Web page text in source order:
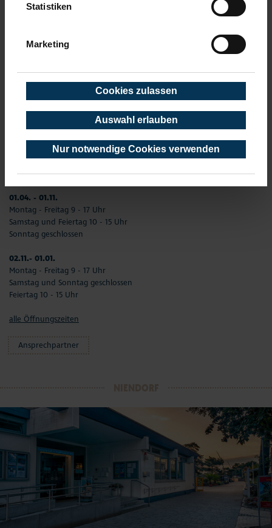
Statistiken
Marketing
Cookies zulassen
Auswahl erlauben
Nur notwendige Cookies verwenden
Telefon: 04503-3577-0
info(at)timmendorfer-strand.de
AKTUELLE ÖFFNUNGSZEITEN
01. Januar - 31. Dezember
Montag –Freitag 9 - 17 Uhr
Samstag und Sonntag geschlossen
Feiertag 10 - 15 Uhr
01.04. - 01.11.
Montag - Freitag 9 - 17 Uhr
Samstag und Feiertag 10 - 15 Uhr
Sonntag geschlossen
02.11.- 01.01.
Montag - Freitag 9 - 17 Uhr
Samstag und Sonntag geschlossen
Feiertag 10 - 15 Uhr
alle Öffnungszeiten
Ansprechpartner